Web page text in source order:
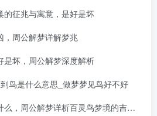
的征兆与寓意，是好是坏
，周公解梦详解梦兆
是坏，周公解梦深度解析
鸟是什么意思_做梦梦见鸟好不好
周公解梦详析百灵鸟梦境的吉兆与暗示